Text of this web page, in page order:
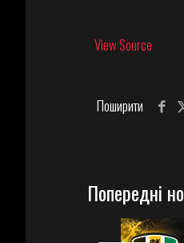
View Source
Поширити
Попередні